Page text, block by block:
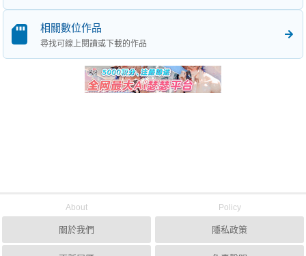
相關數位作品
尋找可線上閱讀或下載的作品
About
關於我們
Policy
隱私政策